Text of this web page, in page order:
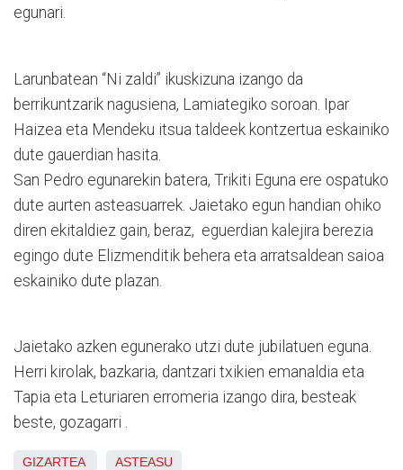
egunari.
Larunbatean “Ni zaldi” ikuskizuna izango da
berrikuntzarik nagusiena, Lamiategiko soroan. Ipar
Haizea eta Mendeku itsua taldeek kontzertua eskainiko
dute gauerdian hasita.
San Pedro egunarekin batera, Trikiti Eguna ere ospatuko
dute aurten asteasuarrek. Jaietako egun handian ohiko
diren ekitaldiez gain, beraz, eguerdian kalejira berezia
egingo dute Elizmenditik behera eta arratsaldean saioa
eskainiko dute plazan.
Jaietako azken egunerako utzi dute jubilatuen eguna.
Herri kirolak, bazkaria, dantzari txikien emanaldia eta
Tapia eta Leturiaren erromeria izango dira, besteak
beste, gozagarri .
GIZARTEA ASTEASU